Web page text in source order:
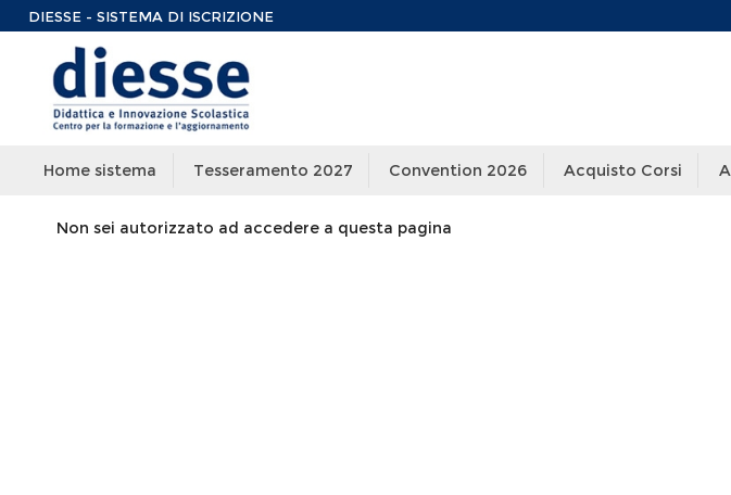
DIESSE - SISTEMA DI ISCRIZIONE
Home sistema Tesseramento 2027 Convention 2026 Acquisto Corsi
Non sei autorizzato ad accedere a questa pagina